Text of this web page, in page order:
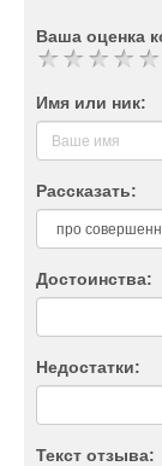
Ваша оценка
Имя или ник:
Рассказать:
Достоинства:
Недостатки:
Текст отзыва: